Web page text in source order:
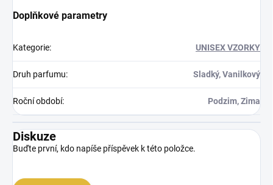
Doplňkové parametry
Kategorie: UNISEX VZORKY
Druh parfumu: Sladký, Vanilkový
Roční období: Podzim, Zima
Diskuze
Buďte první, kdo napíše příspěvek k této položce.